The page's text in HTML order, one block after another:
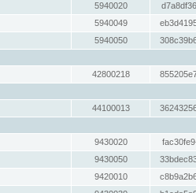
5940020
5940049
5940050
42800218
44100013
9430020
9430050
9420010